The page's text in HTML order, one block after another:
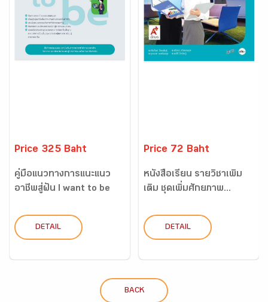
Price 325 Baht
คู่มือแนวทางการแนะแนว
อาชีพสู่ฝัน I want to be
DETAIL
Price 72 Baht
หนังสือเรียน รายวิชาเพิ่ม
เติม ชุดเพิ่มศักยภาพ...
DETAIL
BACK